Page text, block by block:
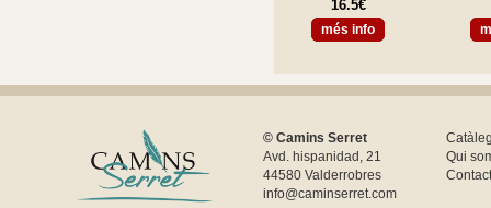
16.5€
més info
© Camins Serret
Avd. hispanidad, 21
44580 Valderrobres
info@caminserret.com
Qui